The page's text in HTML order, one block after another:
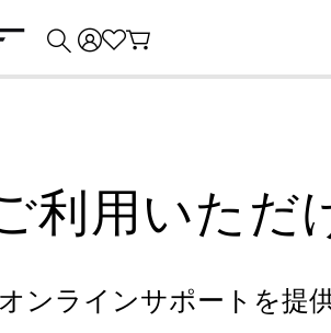
利用いただ
ンラインサポートを提